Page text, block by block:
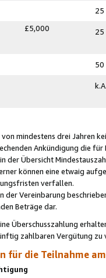
25
£5,000 25
50
mindestens drei Jahren
Ankündigung die
der Übersicht
können eine etwaig
verfallen.
der Vereinbarung
Beträge dar.
Überschusszahlung
zahlbaren Vergütung zu
für die Teilnahme